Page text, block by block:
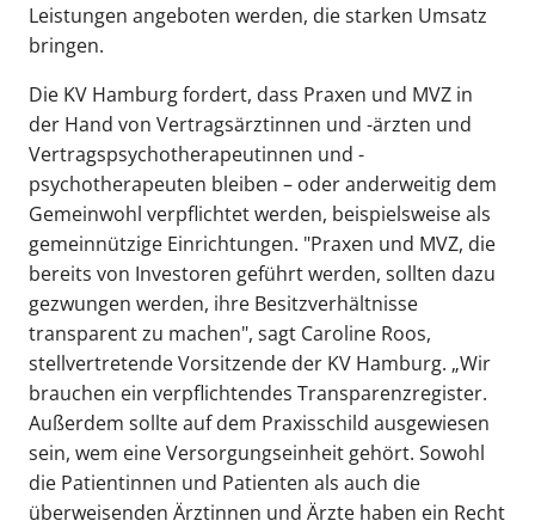
Leistungen angeboten werden, die starken Umsatz
bringen.
Die KV Hamburg fordert, dass Praxen und MVZ in
der Hand von Vertragsärztinnen und -ärzten und
Vertragspsychotherapeutinnen und -
psychotherapeuten bleiben – oder anderweitig dem
Gemeinwohl verpflichtet werden, beispielsweise als
gemeinnützige Einrichtungen. "Praxen und MVZ, die
bereits von Investoren geführt werden, sollten dazu
gezwungen werden, ihre Besitzverhältnisse
transparent zu machen", sagt Caroline Roos,
stellvertretende Vorsitzende der KV Hamburg. „Wir
brauchen ein verpflichtendes Transparenzregister.
Außerdem sollte auf dem Praxisschild ausgewiesen
sein, wem eine Versorgungseinheit gehört. Sowohl
die Patientinnen und Patienten als auch die
überweisenden Ärztinnen und Ärzte haben ein Recht